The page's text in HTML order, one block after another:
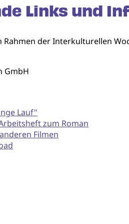
Links und
Rahmen der Interkulturellen
GmbH
Lauf"
zum Roman
Filmen